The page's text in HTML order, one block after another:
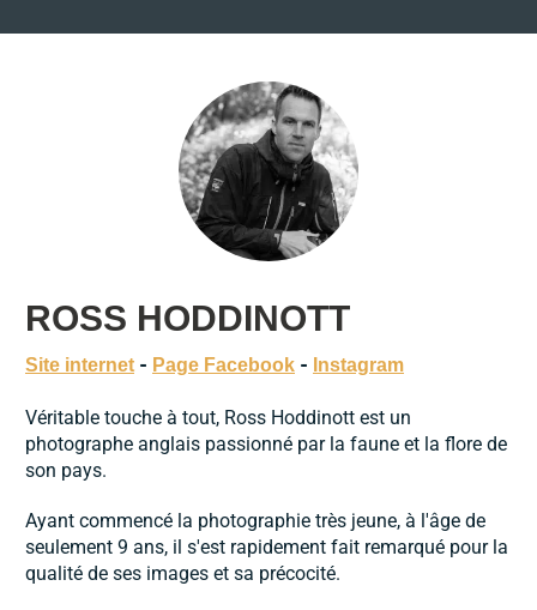
ROSS HODDINOTT
Site internet - Page Facebook - Instagram
Véritable touche à tout, Ross Hoddinott est un
photographe anglais passionné par la faune et la flore de
son pays.
Ayant commencé la photographie très jeune, à l'âge de
seulement 9 ans, il s'est rapidement fait remarqué pour la
qualité de ses images et sa précocité.